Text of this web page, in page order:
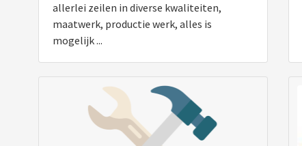
allerlei zeilen in diverse kwaliteiten,
maatwerk, productie werk, alles is
mogelijk ...